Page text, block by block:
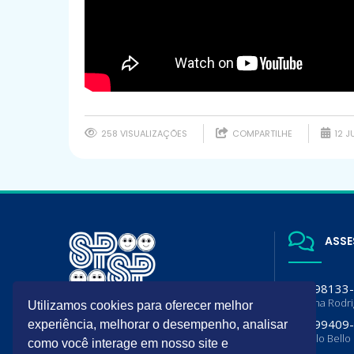
258 VISUALIZAÇÕES COMPARTILHE 12
A SPSP é filiada da Sociedade
Brasileira de Pediatria (SBP) e
Departamento de Pediatria da
(11)
Luciana
(11)
Flavia lo Bello
Utilizamos cookies para oferecer melhor
experiência, melhorar o desempenho, analisar
como você interage em nosso site e